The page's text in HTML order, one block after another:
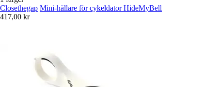
Closethegap Mini-hållare för cykeldator HideMyBell
417,00 kr